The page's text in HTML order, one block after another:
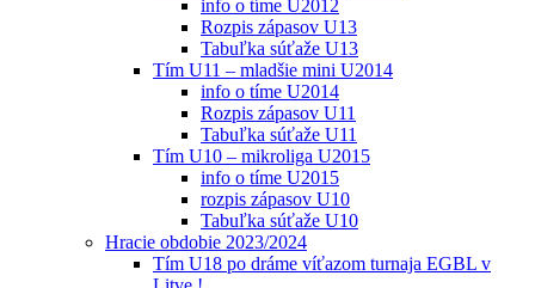
info o tíme U2012
Rozpis zápasov U13
Tabuľka súťaže U13
Tím U11 – mladšie mini U2014
info o tíme U2014
Rozpis zápasov U11
Tabuľka súťaže U11
Tím U10 – mikroliga U2015
info o tíme U2015
rozpis zápasov U10
Tabuľka súťaže U10
Hracie obdobie 2023/2024
Tím U18 po dráme víťazom turnaja EGBL v